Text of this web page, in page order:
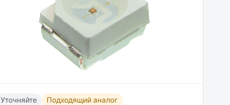
Уточняйте Подходящий аналог